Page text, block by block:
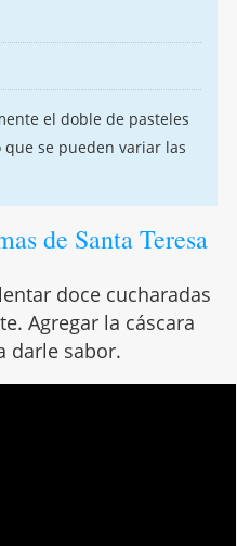
el doble de pasteles
se pueden variar las
de Santa Teresa
doce cucharadas
Agregar la cáscara
darle sabor.